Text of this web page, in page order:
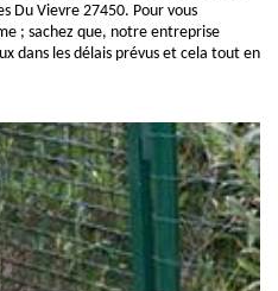
Du Vievre 27450. Pour vous
; sachez que, notre entreprise
dans les délais prévus et cela tout en